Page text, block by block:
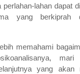
perlahan-lahan dapat
yang berkiprah
memahami
yang akan